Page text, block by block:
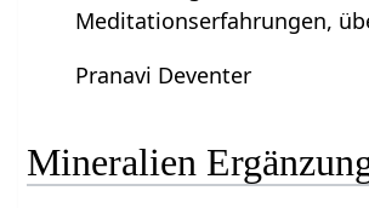
Meditationserfahrungen,
Pranavi Deventer
Mineralien‏‎